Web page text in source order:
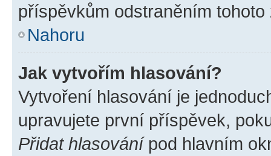
příspěvkům odstraněním
Nahoru
Jak vytvořím hlasování?
Vytvoření hlasování je
upravujete první příspěvek,
Přidat hlasovánípod hlavním